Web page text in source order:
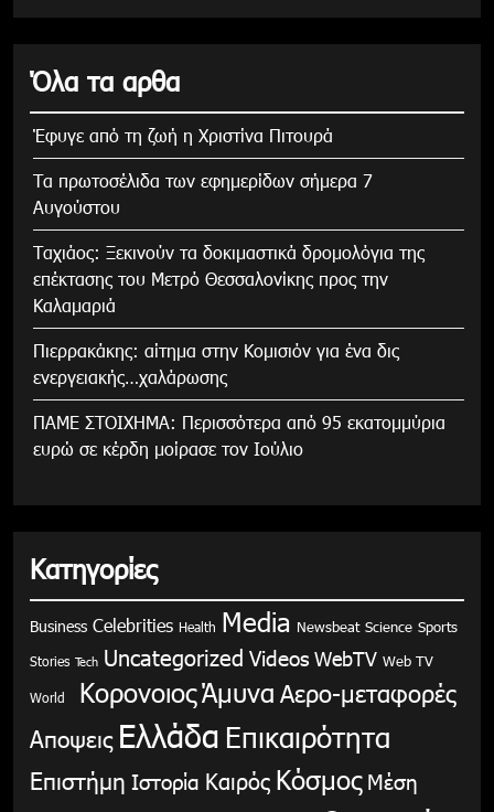
Όλα τα αρθα
Έφυγε από τη ζωή η Χριστίνα Πιτουρά
Τα πρωτοσέλιδα των εφημερίδων σήμερα 7
Αυγούστου
Tαχιάος: Ξεκινούν τα δοκιμαστικά δρομολόγια της
επέκτασης του Μετρό Θεσσαλονίκης προς την
Καλαμαριά
Πιερρακάκης: αίτημα στην Κομισιόν για ένα δις
ενεργειακής…χαλάρωσης
ΠΑΜΕ ΣΤΟΙΧΗΜΑ: Περισσότερα από 95 εκατομμύρια
ευρώ σε κέρδη μοίρασε τον Ιούλιο
Κατηγορίες
Business Celebrities Health Media Newsbeat Science Sports
Stories Tech Uncategorized Videos WebTV Web TV
World ΚορονοιοςΆμυνα Αερο-μεταφορές
Αποψεις Ελλάδα Επικαιρότητα
Επιστήμη Ιστορία Καιρός Κόσμος Μέση